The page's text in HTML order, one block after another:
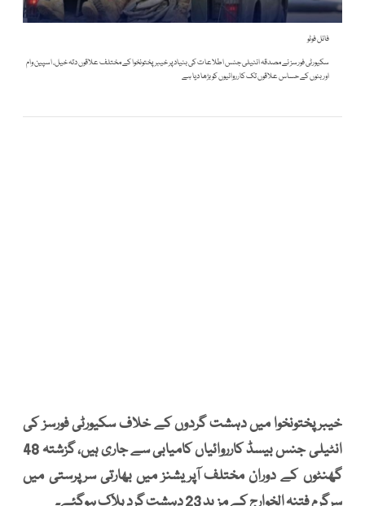
فائل فوٹو
سکیورٹی فورسز نے مصدقہ انٹیلی جنس اطلاعات کی بنیاد پر خیبرپختونخوا کے مختلف علاقوں دتہ خیل، اسپین وام
اور بنوں کے حساس علاقوں تک کارروائیوں کو بڑھا دیا ہے
خیبرپختونخوا میں دہشت گردوں کے خلاف سکیورٹی فورسز کی
انٹیلی جنس بیسڈ کارروائیاں کامیابی سے جاری ہیں، گزشتہ 48
گھنٹوں کے دوران مختلف آپریشنز میں بھارتی سرپرستی میں